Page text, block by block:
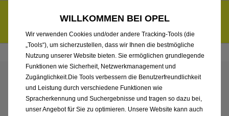
6.000 € staatliche Förderungsprämie für E-Autos und Plug-in-
Hybride. Mehr erfahren >>
ENTDECKEN SIE ALLE
WILLKOMMEN BEI OPEL
Wir verwenden Cookies und/oder andere Tracking-Tools (die
„Tools“), um sicherzustellen, dass wir Ihnen die bestmögliche
Nutzung unserer Website bieten. Sie ermöglichen grundlegende
Funktionen wie Sicherheit, Netzwerkmanagement und
Zugänglichkeit.Die Tools verbessern die Benutzerfreundlichkeit
und Leistung durch verschiedene Funktionen wie
Spracherkennung und Suchergebnisse und tragen so dazu bei,
unser Angebot für Sie zu optimieren. Unsere Website kann auch